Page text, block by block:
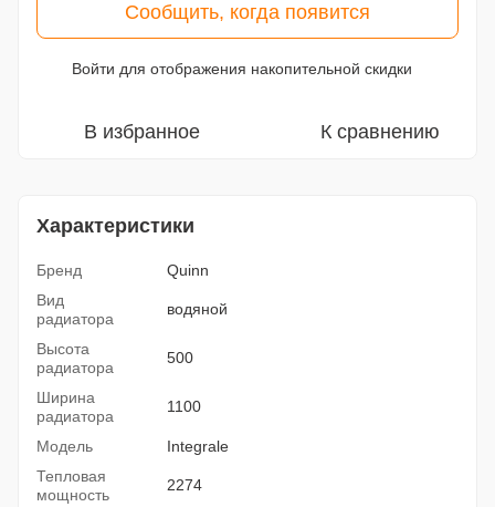
Сообщить, когда появится
Войти для отображения накопительной скидки
В избранное К сравнению
Характеристики
Бренд
Quinn
Вид
радиатора
водяной
Высота
радиатора
500
Ширина
радиатора
1100
Модель
Integrale
Тепловая
мощность
2274